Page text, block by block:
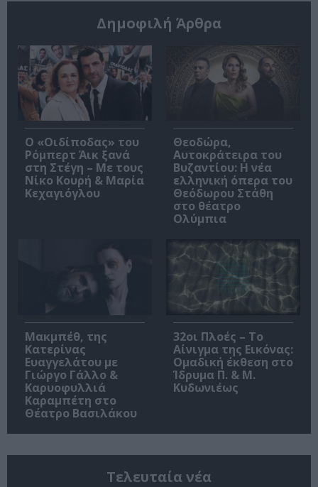
Δημοφιλή Άρθρα
O «Οιδίποδας» του
Ρόμπερτ Άικ ξανά
στη Στέγη – Με τους
Νίκο Κουρή & Μαρία
Κεχαγιόγλου
Θεοδώρα,
Αυτοκράτειρα του
Βυζαντίου: Η νέα
ελληνική όπερα του
Θεόδωρου Στάθη
στο θέατρο
Ολύμπια
Μακμπέθ, της
Κατερίνας
Ευαγγελάτου με
Γιώργο Γάλλο &
Καρυοφυλλιά
Καραμπέτη στο
Θέατρο Βασιλάκου
32οι Πλοές – Το
Αίνιγμα της Εικόνας:
Ομαδική έκθεση στο
Ίδρυμα Π. & Μ.
Κυδωνιέως
Τελευταία νέα